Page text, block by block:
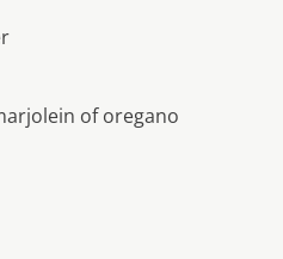
of oregano